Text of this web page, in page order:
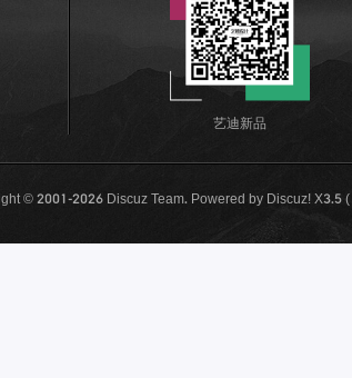
艺迪新品
© 2001-2026 Discuz Team. Powered by Discuz! X3.5 (